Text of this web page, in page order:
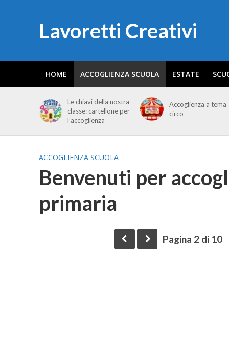
Lavoretti Creativi
HOME ACCOGLIENZA SCUOLA ESTATE
Le chiavi della nostra
classe: cartellone per
l’accoglienza
Accoglienza a tema
circo
ACCOGLIENZA SCUOLA
Benvenuti per
primaria
Pagina 2 di 10